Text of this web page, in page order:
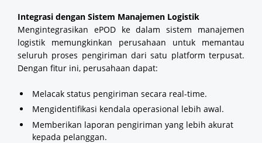
Integrasi dengan Sistem Manajemen Logistik
Mengintegrasikan ePOD ke dalam sistem manajemen
logistik memungkinkan perusahaan untuk memantau
seluruh proses pengiriman dari satu platform terpusat.
Dengan fitur ini, perusahaan dapat:
Melacak status pengiriman secara real-time.
Mengidentifikasi kendala operasional lebih awal.
Memberikan laporan pengiriman yang lebih akurat
kepada pelanggan.